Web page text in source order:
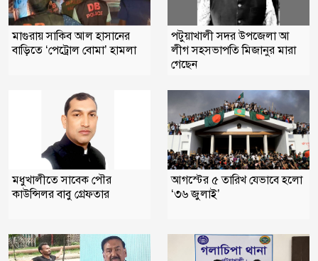
মাগুরায় সাকিব আল হাসানের
বাড়িতে ‘পেট্রোল বোমা’ হামলা
পটুয়াখালী সদর উপজেলা আ
লীগ সহসভাপতি মিজানুর মারা
গেছেন
মধুখালীতে সাবেক পৌর
কাউন্সিলর বাবু গ্রেফতার
আগস্টের ৫ তারিখ যেভাবে হলো
‘৩৬ জুলাই’